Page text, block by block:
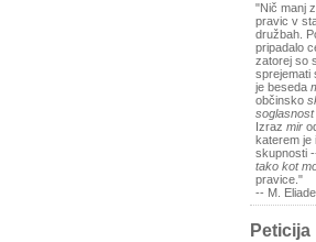
"Nič manj
pravic v
družbah.
pripadalo
zatorej so
sprejemati
je beseda
občinsko
soglasnost
Izraz mir
katerem je
skupnosti
tako kot
pravice."
-- M. Eliade
Peticija